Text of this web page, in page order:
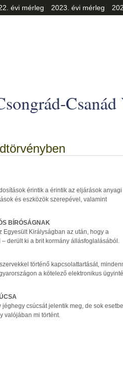
évi mérleg 2023. évi mérleg
érintik a érintik az eljárások anyagi
és eszközök szerepével, valamint
BÍRÓSÁGNAK
Egyesült Királyságban az után, hogy a
derült ki a brit kormány állásfoglalásából.
történő kapcsolattartását,
a kötelező elektronikus
csúcsát jelentik meg, de sok
valójában mi történt.